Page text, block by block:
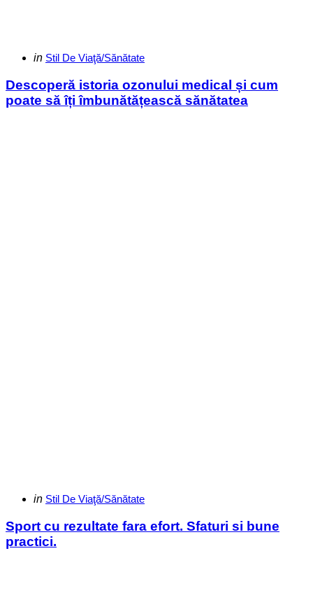
Categories
Posted
in Stil De Viaţă/Sănătate
Descoperă istoria ozonului medical și cum
poate să îți îmbunătățească sănătatea
Categories
Posted
in Stil De Viaţă/Sănătate
Sport cu rezultate fara efort. Sfaturi si bune
practici.